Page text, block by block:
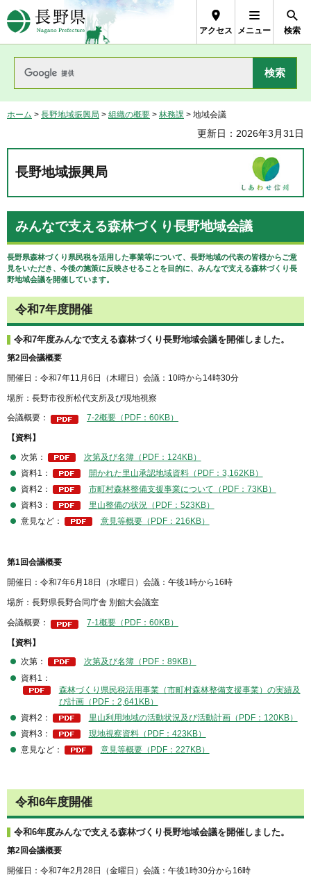
長野県Nagano Prefecture
アクセス メニュー 検索
ホーム > 長野地域振興局 > 組織の概要 > 林務課 > 地域会議
更新日：2026年3月31日
長野地域振興局
みんなで支える森林づくり長野地域会議
長野県森林づくり県民税を活用した事業等について、長野地域の代表の皆様からご意
見をいただき、今後の施策に反映させることを目的に、みんなで支える森林づくり長
野地域会議を開催しています。
令和7年度開催
令和7年度みんなで支える森林づくり長野地域会議を開催しました。
第2回会議概要
開催日：令和7年11月6日（木曜日）会議：10時から14時30分
場所：長野市役所松代支所及び現地視察
会議概要： 7-2概要（PDF：60KB）
【資料】
次第：
次第及び名簿（PDF：124KB）
資料1：
開かれた里山承認地域資料（PDF：3,162KB）
資料2：
市町村森林整備支援事業について（PDF：73KB）
資料3：
里山整備の状況（PDF：523KB）
意見など：
意見等概要（PDF：216KB）
第1回会議概要
開催日：令和7年6月18日（水曜日）会議：午後1時から16時
場所：長野県長野合同庁舎 別館大会議室
会議概要： 7-1概要（PDF：60KB）
【資料】
次第：
次第及び名簿（PDF：89KB）
資料1：
森林づくり県民税活用事業（市町村森林整備支援事業）の実績及
び計画（PDF：2,641KB）
資料2：
里山利用地域の活動状況及び活動計画（PDF：120KB）
資料3：
現地視察資料（PDF：423KB）
意見など：
意見等概要（PDF：227KB）
令和6年度開催
令和6年度みんなで支える森林づくり長野地域会議を開催しました。
第2回会議概要
開催日：令和7年2月28日（金曜日）会議：午後1時30分から16時